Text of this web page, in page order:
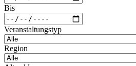
Bis
Veranstaltungstyp
Region